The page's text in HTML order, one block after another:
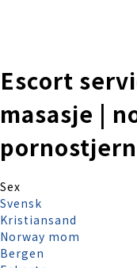
Escort
masasje |
Sex
Svensk
Kristiansand
Norway mom
Bergen